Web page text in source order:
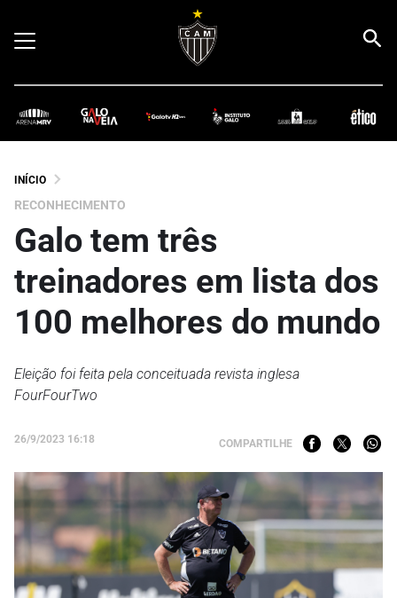
INÍCIO
RECONHECIMENTO
Galo tem três
treinadores em lista dos
100 melhores do mundo
Eleição foi feita pela conceituada revista inglesa
FourFourTwo
26/9/2023 16:18 COMPARTILHE